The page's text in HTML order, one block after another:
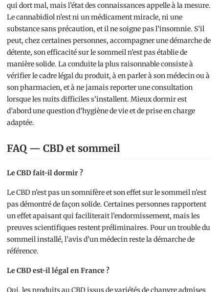
qui dort mal, mais l’état des connaissances appelle à la mesure.
Le cannabidiol n’est ni un médicament miracle, ni une
substance sans précaution, et il ne soigne pas l’insomnie. S’il
peut, chez certaines personnes, accompagner une démarche de
détente, son efficacité sur le sommeil n’est pas établie de
manière solide. La conduite la plus raisonnable consiste à
vérifier le cadre légal du produit, à en parler à son médecin ou à
son pharmacien, et à ne jamais reporter une consultation
lorsque les nuits difficiles s’installent. Mieux dormir est
d’abord une question d’hygiène de vie et de prise en charge
adaptée.
FAQ — CBD et sommeil
Le CBD fait-il dormir ?
Le CBD n’est pas un somnifère et son effet sur le sommeil n’est
pas démontré de façon solide. Certaines personnes rapportent
un effet apaisant qui faciliterait l’endormissement, mais les
preuves scientifiques restent préliminaires. Pour un trouble du
sommeil installé, l’avis d’un médecin reste la démarche de
référence.
Le CBD est-il légal en France ?
Oui, les produits au CBD issus de variétés de chanvre admises